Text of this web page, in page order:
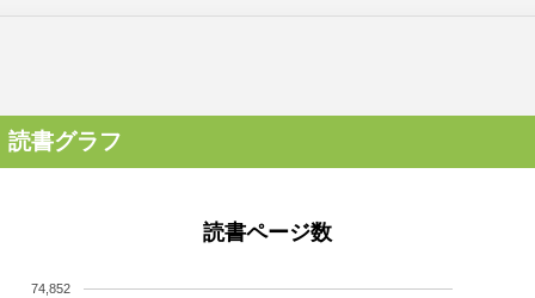
読書グラフ
読書ページ数
74,852